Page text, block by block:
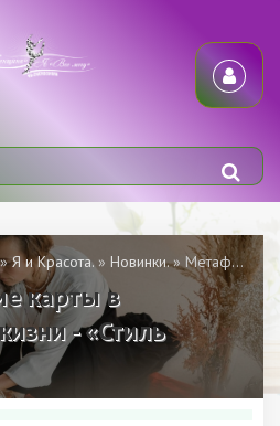
Я и Красота.» Новинки.» Метафорические карты в повседневной жизни - «Стиль жизни»
карты в
- «Стиль